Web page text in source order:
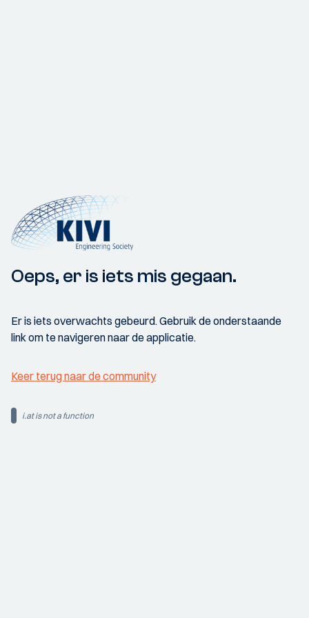
Oeps, er is iets mis gegaan.
Er is iets overwachts gebeurd. Gebruik de onderstaande
link om te navigeren naar de applicatie.
Keer terug naar de community
i.at is not a function